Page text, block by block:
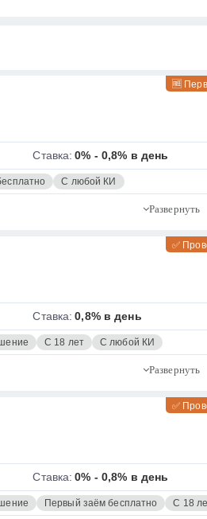
🆓
Ставка: 0% - 0,8% в день
С любой КИ
✅
Ставка: 0,8% в день
С 18 лет С любой КИ
✅
Ставка: 0% - 0,8% в день
Первый заём бесплатно С 18